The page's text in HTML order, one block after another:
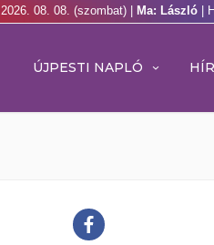
2026. 08. 08. (szombat) | Ma: László |
ÚJPESTI NAPLÓ